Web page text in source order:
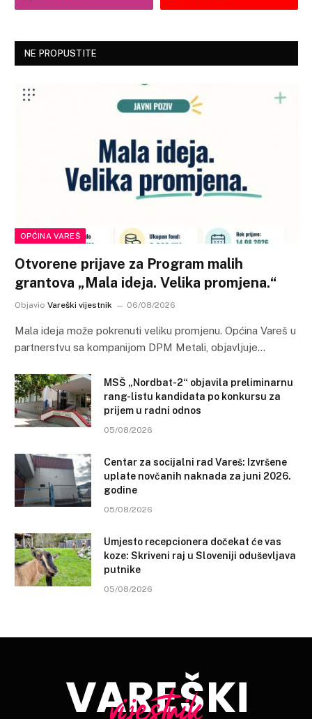
NE PROPUSTITE
OPĆINA VAREŠ
Otvorene prijave za Program malih
grantova „Mala ideja. Velika promjena.“
Objavio Vareški vijestnik 06/08/2026
Mala ideja može pokrenuti veliku promjenu. Općina Vareš u
partnerstvu sa kompanijom DPM Metali, objavljuje…
MSŠ „Nordbat-2“ objavila preliminarnu
rang-listu kandidata po konkursu za
prijem u radni odnos
05/08/2026
Centar za socijalni rad Vareš: Izvršene
uplate novčanih naknada za juni 2026.
godine
05/08/2026
Umjesto recepcionera dočekat će vas
koze: Skriveni raj u Sloveniji oduševljava
putnike
05/08/2026